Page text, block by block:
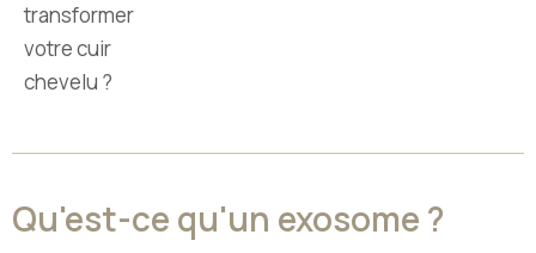
transformer
votre cuir
chevelu ?
Qu'est-ce qu'un exosome ?